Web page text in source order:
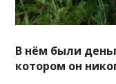
В нём были
котором он